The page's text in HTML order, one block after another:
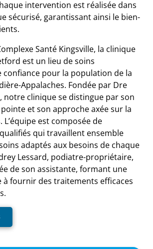
intervention est réalisée dans
sécurisé, garantissant ainsi le bien-
Santé Kingsville, la clinique
est un lieu de soins
confiance pour la population de la
Appalaches. Fondée par Dre
notre clinique se distingue par son
et son approche axée sur la
L’équipe est composée de
qui travaillent ensemble
adaptés aux besoins de chaque
Lessard, podiatre-propriétaire,
de son assistante, formant une
à fournir des traitements efficaces